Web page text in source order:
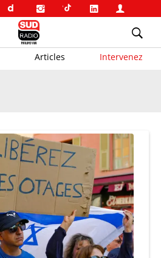
Articles Intervenez